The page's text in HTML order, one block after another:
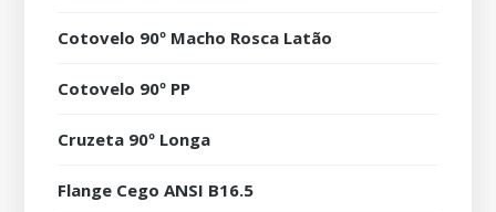
Cotovelo 90º Macho Rosca Latão
Cotovelo 90º PP
Cruzeta 90º Longa
Flange Cego ANSI B16.5